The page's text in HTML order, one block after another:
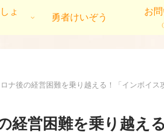
ょ
勇者けいぞう
お
ナ後の経営困難を乗り越える！「インボイス
経営困難を乗り越え